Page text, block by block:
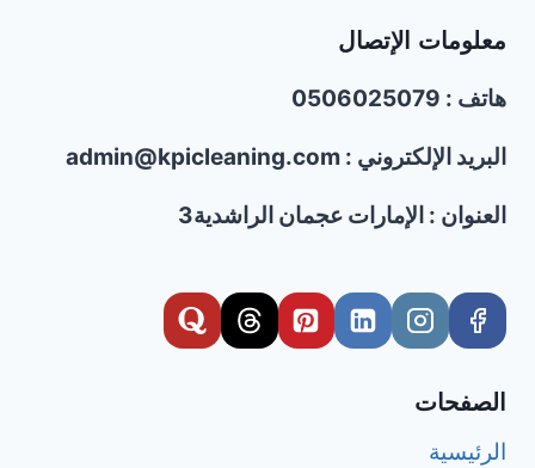
عجمان/0506025079
معلومات الإتصال
هاتف : 0506025079
البريد الإلكتروني : admin@kpicleaning.com
العنوان : الإمارات عجمان الراشدية3
الصفحات
الرئيسية